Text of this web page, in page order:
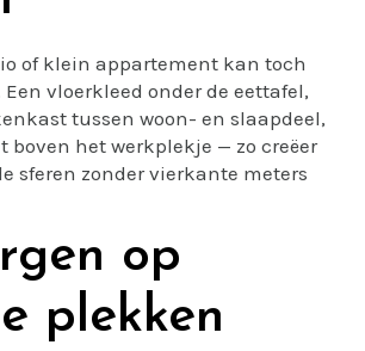
of klein appartement kan toch
Een vloerkleed onder de eettafel,
tussen woon- en slaapdeel,
boven het werkplekje — zo creëer
sferen zonder vierkante meters
op
plekken